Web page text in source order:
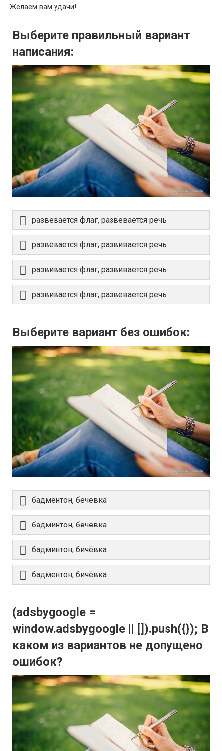
Желаем вам удачи!
Выберите правильный вариант
написания:
развевается флаг, развевается речь
развевается флаг, развивается речь
развивается флаг, развивается речь
развивается флаг, развевается речь
Выберите вариант без ошибок:
бадментон, бечёвка
бадминтон, бечёвка
бадминтон, бичёвка
бадментон, бичёвка
(adsbygoogle =
window.adsbygoogle || []).push({}); В
каком из вариантов не допущено
ошибок?